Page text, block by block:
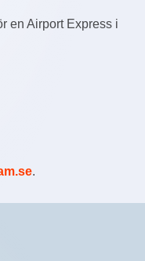
en Airport Express i
.